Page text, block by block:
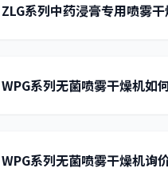
ZLG系列中药浸膏专用喷雾
WPG系列无菌喷雾干燥机如
WPG系列无菌喷雾干燥机询